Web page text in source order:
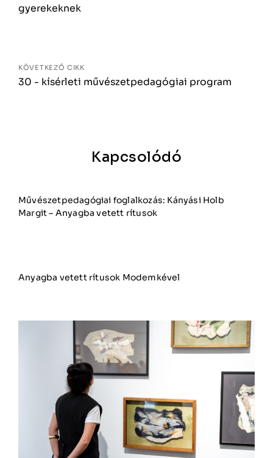
gyerekeknek
KÖVETKEZŐ CIKK
30 - kísérleti művészetpedagógiai program
Kapcsolódó
Művészetpedagógiai foglalkozás: Kányási Holb
Margit – Anyagba vetett rítusok
Anyagba vetett rítusok Modemkével